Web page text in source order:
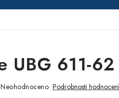
UBG 611-
Neohodnoceno Podrobnosti hodnocení